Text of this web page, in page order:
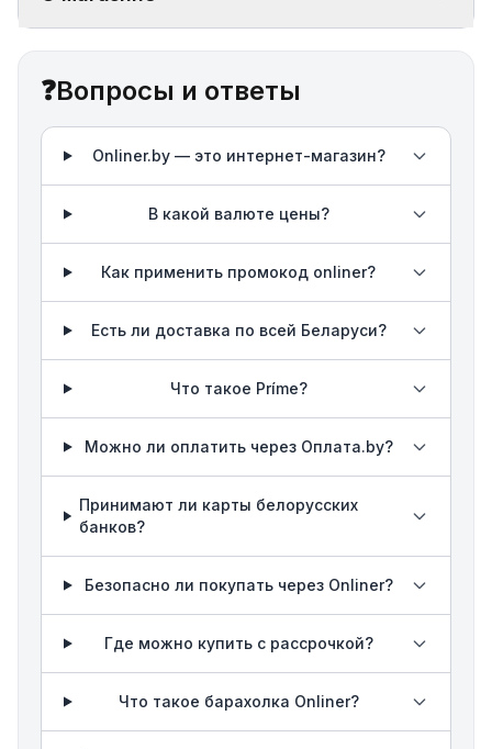
❓Вопросы и ответы
Onliner.by — это интернет-магазин?
В какой валюте цены?
Как применить промокод onliner?
Есть ли доставка по всей Беларуси?
Что такое Príme?
Можно ли оплатить через Оплата.by?
Принимают ли карты белорусских
банков?
Безопасно ли покупать через Onliner?
Где можно купить с рассрочкой?
Что такое барахолка Onliner?